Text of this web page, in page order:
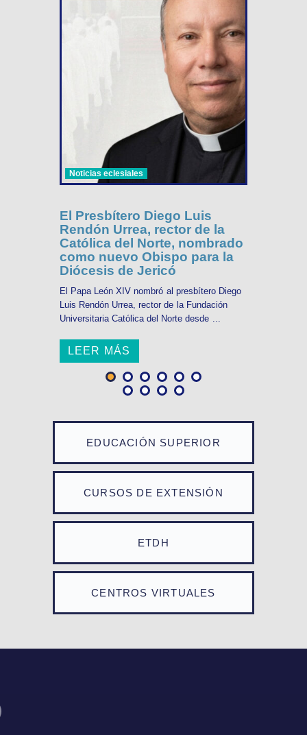
EDUCACIÓN SUPERIOR
CURSOS DE EXTENSIÓN
ETDH
CENTROS VIRTUALES
Noticias eclesiales
El Presbítero Diego Luis
Rendón Urrea, rector de la
Católica del Norte, nombrado
como nuevo Obispo para la
Diócesis de Jericó
El Papa León XIV nombró al presbítero Diego
Luis Rendón Urrea, rector de la Fundación
Universitaria Católica del Norte desde ...
LEER MÁS